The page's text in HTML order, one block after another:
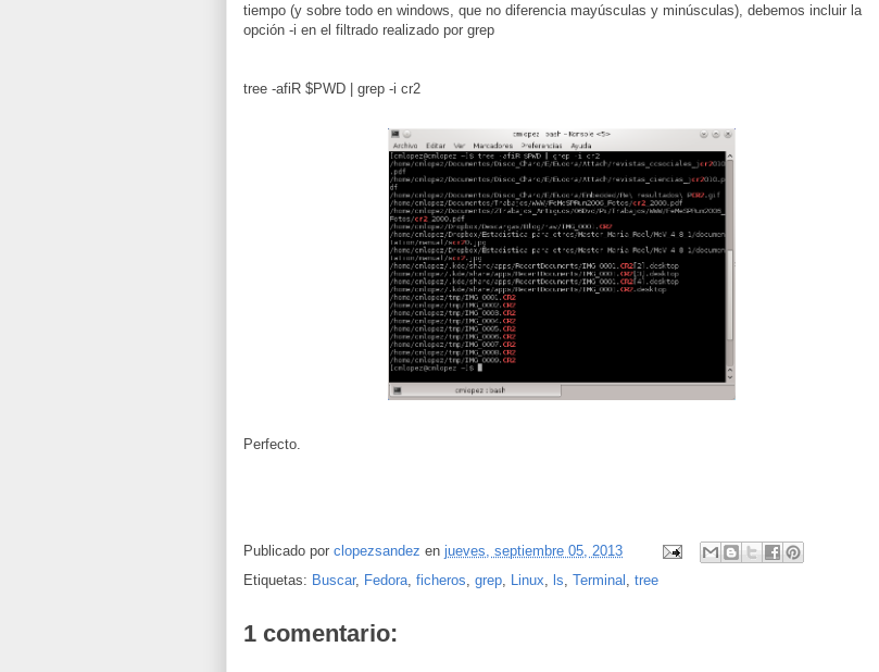
tiempo (y sobre todo en windows, que no diferencia mayúsculas y minúsculas), debemos incluir la
opción -i en el filtrado realizado por grep
tree -afiR $PWD | grep -i cr2
Perfecto.
Publicado por clopezsandez en jueves, septiembre 05, 2013
Etiquetas: Buscar, Fedora, ficheros, grep, Linux, ls, Terminal , tree
1 comentario: